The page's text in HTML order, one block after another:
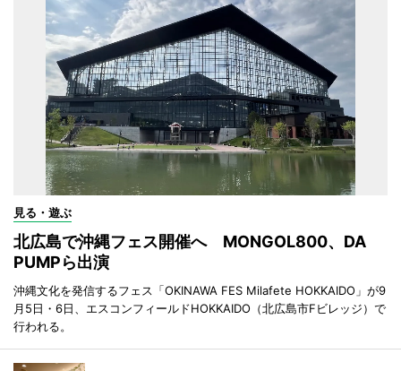
見る・遊ぶ
北広島で沖縄フェス開催へ MONGOL800、DA
PUMPら出演
沖縄文化を発信するフェス「OKINAWA FES Milafete HOKKAIDO」が9
月5日・6日、エスコンフィールドHOKKAIDO（北広島市Fビレッジ）で
行われる。